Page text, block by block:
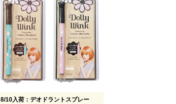
8/10入荷：デオドラントスプレー